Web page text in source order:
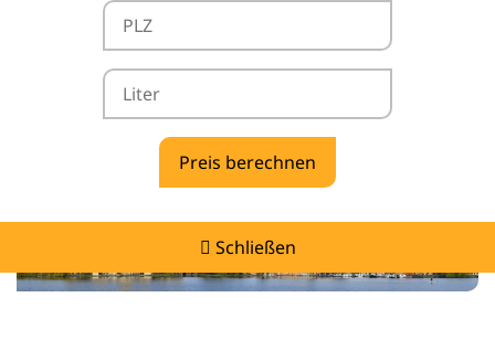
Schließen
Heizölpreise Retgendorf -
vergleichen & günstig tanken